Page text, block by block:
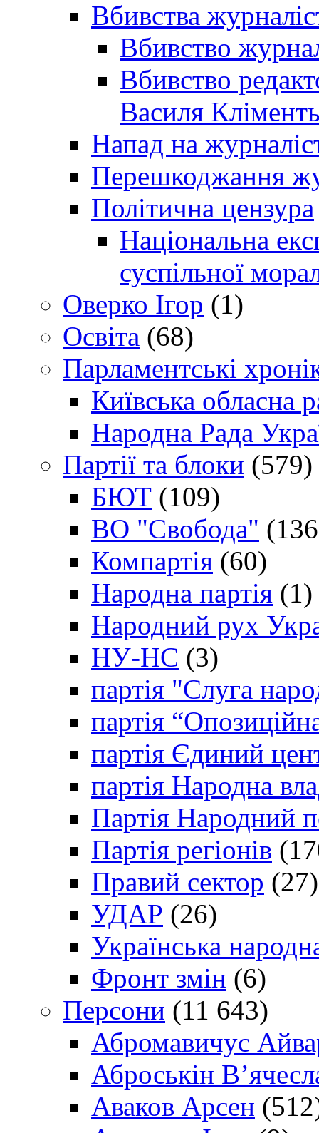
Вбивства
Вбивство
Вбивство
Василя
Напад на
Перешкоджання
Політична цензура
Національна
суспільної
Оверко Ігор (1)
Освіта (68)
Парламентські
Київська обласна
Народна Рада
Партії та блоки (579)
БЮТ (109)
ВО "Свобода"
Компартія (60)
Народна партія (1)
Народний рух
НУ-НС (3)
партія "Слуга
партія
партія Єдиний
партія Народна
Партія Народний
Партія регіонів
Правий сектор (27)
УДАР (26)
Українська
Фронт змін (6)
Персони (11 643)
Абромавичус
Аброськін
Аваков Арсен